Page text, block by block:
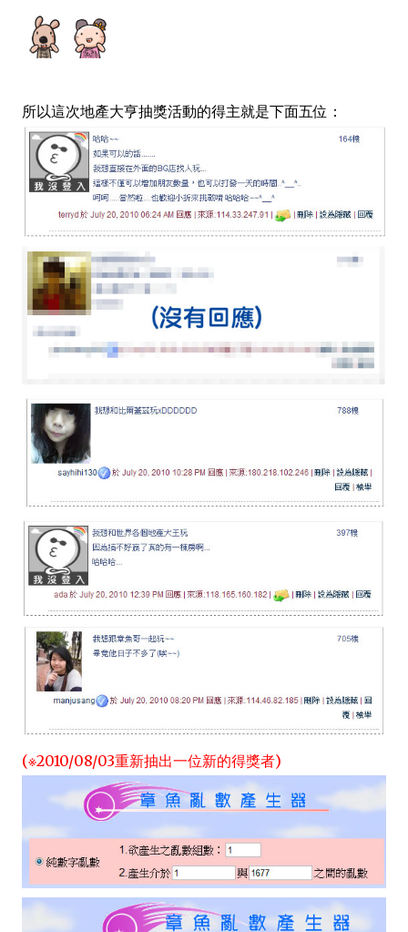
所以這次地產大亨抽獎活動的得主就是下面五位：
(※2010/08/03重新抽出一位新的得獎者)